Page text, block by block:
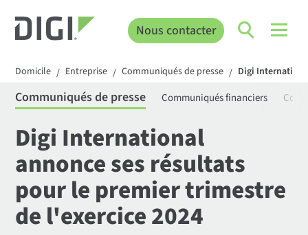
Nous contacter
Domicile / Entreprise / Communiqués de presse / Digi
Communiqués de presse Communiqués financiers
Digi International
annonce ses résultats
pour le premier trimestre
de l'exercice 2024